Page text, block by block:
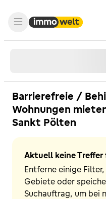
Barrierefreie /
Wohnungen
Sankt Pölten
Aktuell keine Treffer
Entferne einige
Gebiete oder
Suchauftrag, um bei